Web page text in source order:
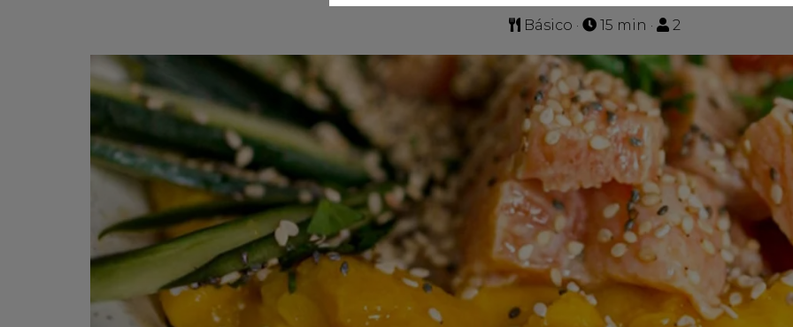
Básico ·
15 min · 2